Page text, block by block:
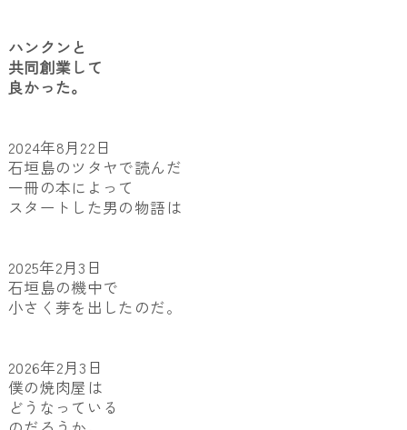
ハンクンと
共同創業して
良かった。
2024年8月22日
石垣島のツタヤで読んだ
一冊の本によって
スタートした男の物語は
2025年2月3日
石垣島の機中で
小さく芽を出したのだ。
2026年2月3日
僕の焼肉屋は
どうなっている